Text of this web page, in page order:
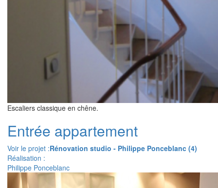
Escaliers classique en chêne.
Entrée appartement
Voir le projet :Rénovation studio - Philippe Ponceblanc (4)
Réalisation :
Philippe Ponceblanc